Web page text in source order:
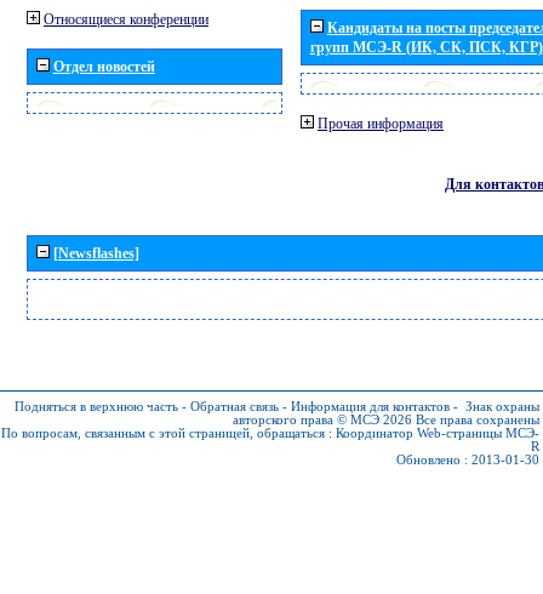
Относящиеся конференции
Отдел новостей
Кандидаты на посты
групп МСЭ-R (ИК, СК, ПСК, КГР)
Прочая информация
Для контактов
[Newsflashes]
Подняться в верхнюю часть - Обратная связь - Информация для контактов - Знак охраны
авторского права © МСЭ 2026 Все права сохранены
По вопросам, связанным с этой страницей, обращаться : Координатор Web-страницы МСЭ-
R
Обновлено : 2013-01-30